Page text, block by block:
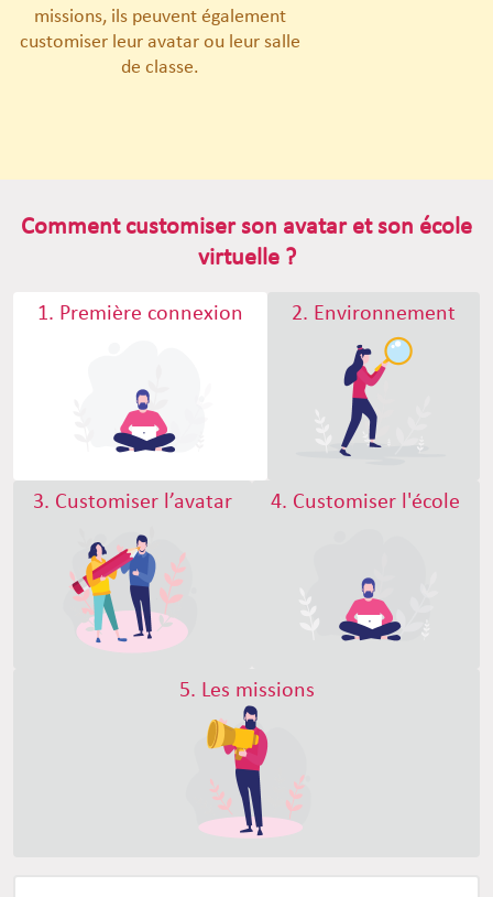
missions, ils peuvent également
customiser leur avatar ou leur salle
de classe.
Comment customiser son avatar et son école
virtuelle ?
1. Première connexion 2. Environnement
3. Customiser l’avatar 4. Customiser l'école
5. Les missions